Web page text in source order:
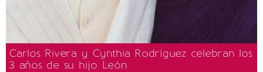
Carlos Rivera y Cynthia Rodríguez celebran los
3 años de su hijo León